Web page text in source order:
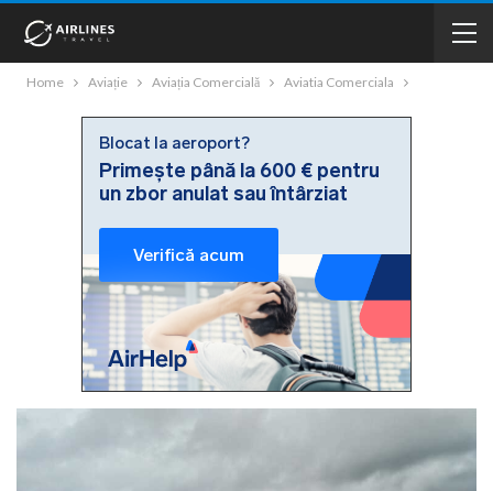
Home Aviație Aviația Comercială Aviatia Comerciala